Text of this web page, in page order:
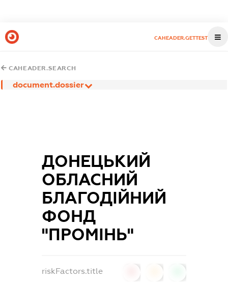
CAHEADER.GETTEST
CAHEADER.SEARCH
document.dossier
ДОНЕЦЬКИЙ
ОБЛАСНИЙ
БЛАГОДІЙНИЙ
ФОНД
"ПРОМІНЬ"
riskFactors.title